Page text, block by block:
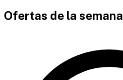
Ofertas de la semana